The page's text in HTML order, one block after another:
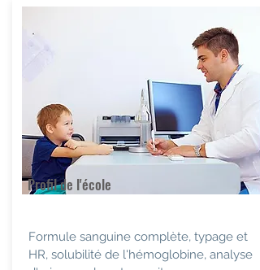
Profil de l'école
Formule sanguine complète, typage et
HR, solubilité de l'hémoglobine, analyse